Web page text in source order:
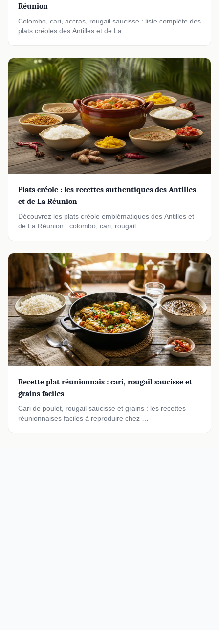
Réunion
Colombo, cari, accras, rougail saucisse : liste complète des
plats créoles des Antilles et de La …
Plats créole : les recettes authentiques des Antilles
et de La Réunion
Découvrez les plats créole emblématiques des Antilles et
de La Réunion : colombo, cari, rougail …
Recette plat réunionnais : cari, rougail saucisse et
grains faciles
Cari de poulet, rougail saucisse et grains : les recettes
réunionnaises faciles à reproduire chez …